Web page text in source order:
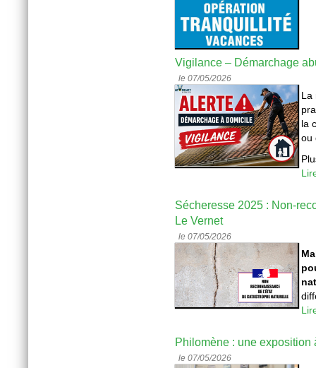
Vigilance – Démarchage
le 07/05/2026
La
la
ou
Sécheresse 2025 : Non-
Le Vernet
le 07/05/2026
Philomène : une exposition
le 07/05/2026